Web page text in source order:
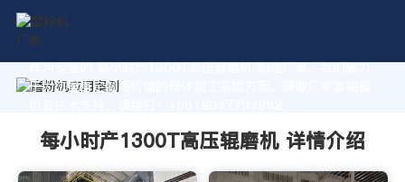
作为专业的 每小时产1300T高压辊磨机 制造厂家，我们致力
于为您量身定制高价值的粉体加工系统方案。获取厂家直销报
每小时产1300T高压辊磨机 详情介绍